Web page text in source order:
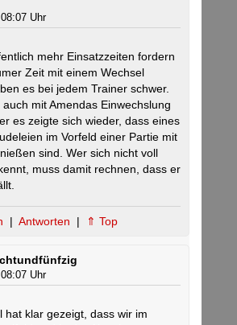
Uhr
mehr Einsatzzeiten fordern
Zeit mit einem Wechsel
es bei jedem Trainer schwer.
mit Amendas Einwechslung
es zeigte sich wieder, dass eines
im Vorfeld einer Partie mit
sind. Wer sich nicht voll
muss damit rechnen, dass er
| Antworten | ⇑ Top
Uhr
hat klar gezeigt, dass wir im